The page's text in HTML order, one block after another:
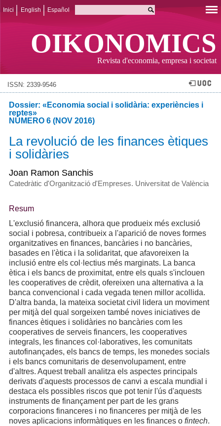
Inici English Español
OIKONOMICS
Revista d'economia, empresa i societat
ISSN: 2339-9546
Dossier: «Economia social i solidària: experiències i
reptes»
NÚMERO 6 (NOV 2016)
La revolució de les finances ètiques
i solidàries
Joan Ramon Sanchis
Catedràtic d'Organització d'Empreses. Universitat de València
Resum
L'exclusió financera, alhora que produeix més exclusió
social i pobresa, contribueix a l'aparició de noves formes
organitzatives en finances, bancàries i no bancàries,
basades en l'ètica i la solidaritat, que afavoreixen la
inclusió entre els col·lectius més marginats. La banca
ètica i els bancs de proximitat, entre els quals s'inclouen
les cooperatives de crèdit, ofereixen una alternativa a la
banca convencional i cada vegada tenen millor acollida.
D'altra banda, la mateixa societat civil lidera un moviment
per mitjà del qual sorgeixen també noves iniciatives de
finances ètiques i solidàries no bancàries com les
cooperatives de serveis financers, les cooperatives
integrals, les finances col·laboratives, les comunitats
autofinançades, els bancs de temps, les monedes socials
i els bancs comunitaris de desenvolupament, entre
d'altres. Aquest treball analitza els aspectes principals
derivats d'aquests processos de canvi a escala mundial i
destaca els possibles riscos que pot tenir l'ús d'aquests
instruments de finançament per part de les grans
corporacions financeres i no financeres per mitjà de les
noves aplicacions informàtiques en les finances o fintech.